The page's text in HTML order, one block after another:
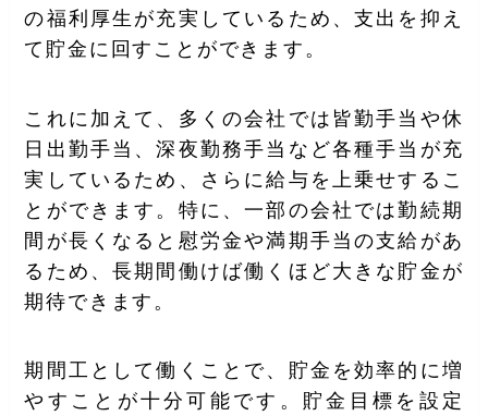
の福利厚生が充実しているため、支出を抑え
て貯金に回すことができます。
これに加えて、多くの会社では皆勤手当や休
日出勤手当、深夜勤務手当など各種手当が充
実しているため、さらに給与を上乗せするこ
とができます。特に、一部の会社では勤続期
間が長くなると慰労金や満期手当の支給があ
るため、長期間働けば働くほど大きな貯金が
期待できます。
期間工として働くことで、貯金を効率的に増
やすことが十分可能です。貯金目標を設定